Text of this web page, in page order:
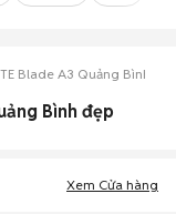
Blade A3 Quảng Bình
Bình đẹp
Xem Cửa hàng